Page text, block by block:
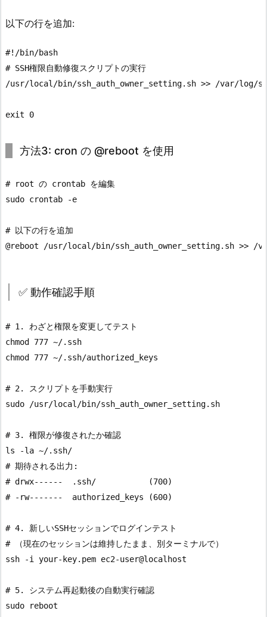
以下の行を追加:
#!/bin/bash
# SSH権限自動修復スクリプトの実行
/usr/local/bin/ssh_auth_owner_setting.sh >> /var/log/
方法3: cron の @reboot を使用
# root の crontab を編集
sudo crontab -e
# 以下の行を追加
✅ 動作確認手順
# 1. わざと権限を変更してテスト
chmod 777 ~/.ssh
chmod 777 ~/.ssh/authorized_keys
# 2. スクリプトを手動実行
sudo /usr/local/bin/ssh_auth_owner_setting.sh
# 3. 権限が修復されたか確認
ls -la ~/.ssh/
# 期待される出力:
# drwx------  .ssh/           (700)
# -rw-------  authorized_keys (600)
# 4. 新しいSSHセッションでログインテスト
# （現在のセッションは維持したまま、別ターミナルで）
ssh -i your-key.pem ec2-user@localhost
# 5. システム再起動後の自動実行確認
sudo reboot